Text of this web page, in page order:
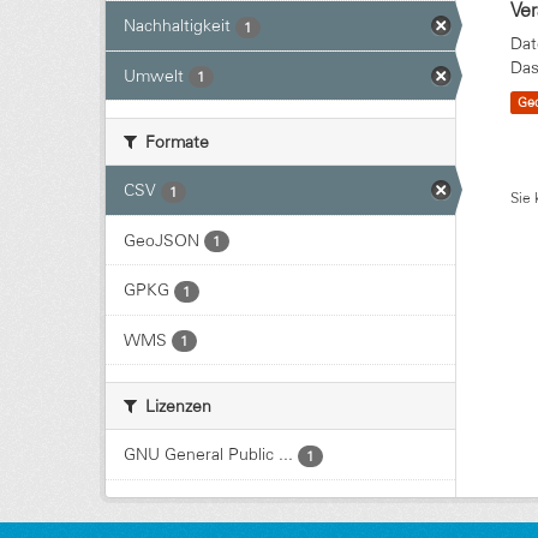
Nachhaltigkeit 1
Umwelt 1
Formate
CSV 1
GeoJSON 1
GPKG 1
WMS 1
Lizenzen
GNU General Public ... 1
Sie